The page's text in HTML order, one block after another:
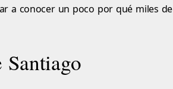
a conocer un poco por qué miles de